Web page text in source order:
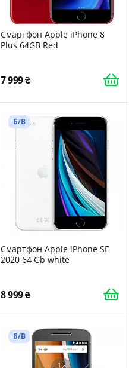
Смартфон Apple iPhone 8
Plus 64GB Red
7 999
Б/В
Смартфон Apple iPhone SE
2020 64 Gb white
8 999
Б/В